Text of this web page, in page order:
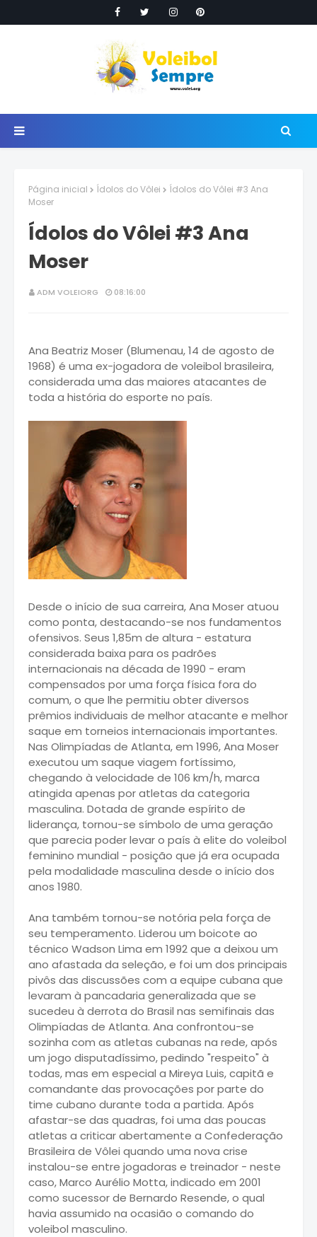
Página inicial Ídolos do Vôlei
Ídolos do Vôlei #3 Ana
Moser
Ídolos do Vôlei #3 Ana
Moser
ADM VOLEIORG 08:16:00
Ana Beatriz Moser (Blumenau, 14 de agosto de
1968) é uma ex-jogadora de voleibol brasileira,
considerada uma das maiores atacantes de
toda a história do esporte no país.
Desde o início de sua carreira, Ana Moser atuou
como ponta, destacando-se nos fundamentos
ofensivos. Seus 1,85m de altura - estatura
considerada baixa para os padrões
internacionais na década de 1990 - eram
compensados por uma força física fora do
comum, o que lhe permitiu obter diversos
prêmios individuais de melhor atacante e melhor
saque em torneios internacionais importantes.
Nas Olimpíadas de Atlanta, em 1996, Ana Moser
executou um saque viagem fortíssimo,
chegando à velocidade de 106 km/h, marca
atingida apenas por atletas da categoria
masculina. Dotada de grande espírito de
liderança, tornou-se símbolo de uma geração
que parecia poder levar o país à elite do voleibol
feminino mundial - posição que já era ocupada
pela modalidade masculina desde o início dos
anos 1980.
Ana também tornou-se notória pela força de
seu temperamento. Liderou um boicote ao
técnico Wadson Lima em 1992 que a deixou um
ano afastada da seleção, e foi um dos principais
pivôs das discussões com a equipe cubana que
levaram à pancadaria generalizada que se
sucedeu à derrota do Brasil nas semifinais das
Olimpíadas de Atlanta. Ana confrontou-se
sozinha com as atletas cubanas na rede, após
um jogo disputadíssimo, pedindo "respeito" à
todas, mas em especial a Mireya Luis, capitã e
comandante das provocações por parte do
time cubano durante toda a partida. Após
afastar-se das quadras, foi uma das poucas
atletas a criticar abertamente a Confederação
Brasileira de Vôlei quando uma nova crise
instalou-se entre jogadoras e treinador - neste
caso, Marco Aurélio Motta, indicado em 2001
como sucessor de Bernardo Resende, o qual
havia assumido na ocasião o comando do
voleibol masculino.